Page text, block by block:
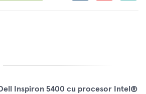
Inspiron 5400 cu procesor Intel®